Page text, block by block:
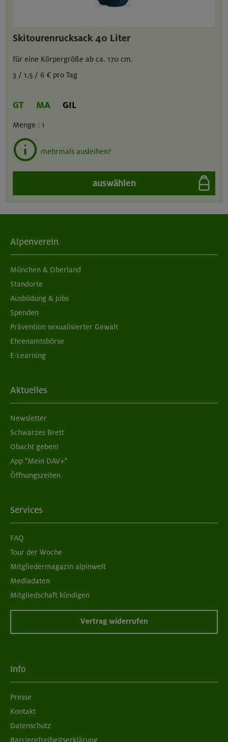
Skitourenrucksack 40 Liter
für eine Körpergröße ab ca. 170 cm.
3 / 1,5 / 6 € pro Tag
GT MA GIL
Menge : 1
mehrmals ausleihen?
auswählen
Alpenverein
München & Oberland
Standorte
Ausbildung & Jobs
Spenden
Prävention sexualisierter Gewalt
Ehrenamtsbörse
E-Learning
Aktuelles
Newsletter
Schwarzes Brett
Obacht geben!
App "Mein DAV+"
Öffnungszeiten
Services
FAQ
Tour der Woche
Mitgliedermagazin alpinwelt
Mediadaten
Mitgliedschaft kündigen
Vertrag widerrufen
Info
Presse
Kontakt
Datenschutz
Barrierefreiheitserklärung